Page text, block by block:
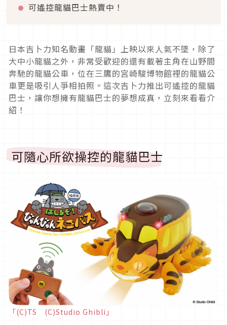
可遙控龍貓巴士熱賣中！
日本吉卜力知名動畫「龍貓」上映以來人氣不墜，除了
大中小龍貓之外，非常受歡迎的還有載著主角在山野間
奔馳的龍貓公車，位在三鷹的宮崎駿博物館裡的龍貓公
車更是吸引人爭相拍照。這次吉卜力推出可遙控的龍貓
巴士，讓你想擁有龍貓巴士的夢想成真，立刻來看看介
紹！
可隨心所欲操控的龍貓巴士
「(C)TS (C)Studio Ghibli」